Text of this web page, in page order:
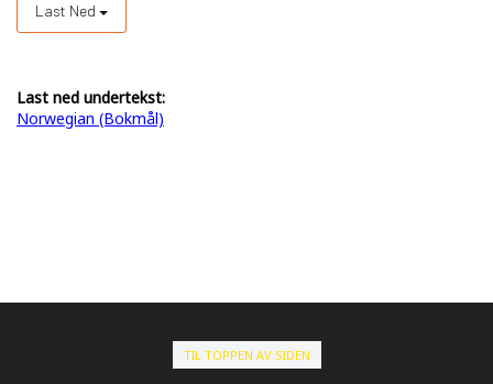
Last Ned
Last ned undertekst:
Norwegian (Bokmål)
TIL TOPPEN AV SIDEN